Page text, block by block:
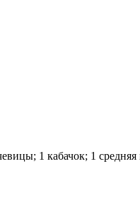
1 кабачок; 1